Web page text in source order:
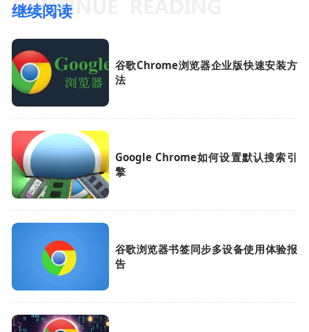
继续阅读
谷歌Chrome浏览器企业版快速安装方
法
Google Chrome如何设置默认搜索引
擎
谷歌浏览器书签同步多设备使用体验报
告